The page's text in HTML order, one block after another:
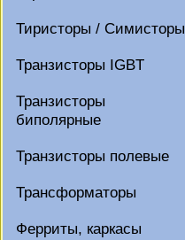
Тиристоры / Симисторы
Транзисторы IGBT
Транзисторы
биполярные
Транзисторы полевые
Трансформаторы
Ферриты, каркасы